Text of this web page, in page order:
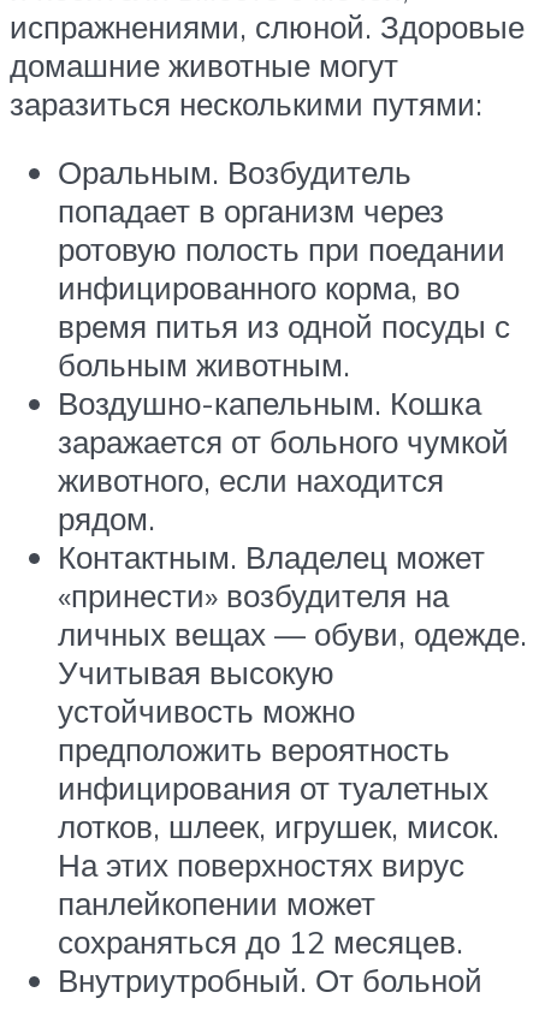
испражнениями, слюной. Здоровые
домашние животные могут
заразиться несколькими путями:
Оральным. Возбудитель
попадает в организм через
ротовую полость при поедании
инфицированного корма, во
время питья из одной посуды с
больным животным.
Воздушно-капельным. Кошка
заражается от больного чумкой
животного, если находится
рядом.
Контактным. Владелец может
«принести» возбудителя на
личных вещах — обуви, одежде.
Учитывая высокую
устойчивость можно
предположить вероятность
инфицирования от туалетных
лотков, шлеек, игрушек, мисок.
На этих поверхностях вирус
панлейкопении может
сохраняться до 12 месяцев.
Внутриутробный. От больной